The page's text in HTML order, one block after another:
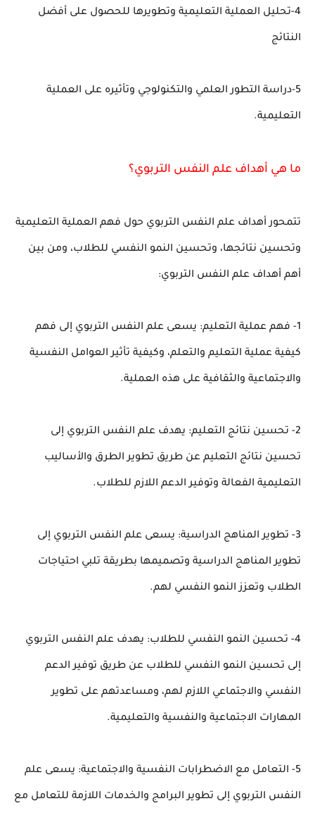
4-تحليل العملية التعليمية وتطويرها للحصول على أفضل
النتائج
5-دراسة التطور العلمي والتكنولوجي وتأثيره على العملية
التعليمية.
ما هي أهداف علم النفس التربوي؟
تتمحور أهداف علم النفس التربوي حول فهم العملية التعليمية
وتحسين نتائجها، وتحسين النمو النفسي للطلاب، ومن بين
أهم أهداف علم النفس التربوي:
1- فهم عملية التعليم: يسعى علم النفس التربوي إلى فهم
كيفية عملية التعليم والتعلم، وكيفية تأثير العوامل النفسية
والاجتماعية والثقافية على هذه العملية.
2- تحسين نتائج التعليم: يهدف علم النفس التربوي إلى
تحسين نتائج التعليم عن طريق تطوير الطرق والأساليب
التعليمية الفعالة وتوفير الدعم اللازم للطلاب.
3- تطوير المناهج الدراسية: يسعى علم النفس التربوي إلى
تطوير المناهج الدراسية وتصميمها بطريقة تلبي احتياجات
الطلاب وتعزز النمو النفسي لهم.
4- تحسين النمو النفسي للطلاب: يهدف علم النفس التربوي
إلى تحسين النمو النفسي للطلاب عن طريق توفير الدعم
النفسي والاجتماعي اللازم لهم، ومساعدتهم على تطوير
المهارات الاجتماعية والنفسية والتعليمية.
5- التعامل مع الاضطرابات النفسية والاجتماعية: يسعى علم
النفس التربوي إلى تطوير البرامج والخدمات اللازمة للتعامل مع